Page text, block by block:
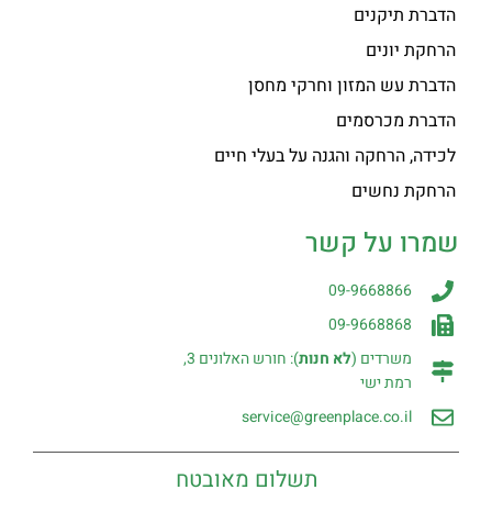
הדברת תיקנים
הרחקת יונים
הדברת עש המזון וחרקי מחסן
הדברת מכרסמים
לכידה, הרחקה והגנה על בעלי חיים
הרחקת נחשים
שמרו על קשר
09-9668866
09-9668868
משרדים (לא חנות): חורש האלונים 3,
רמת ישי
service@greenplace.co.il
תשלום מאובטח